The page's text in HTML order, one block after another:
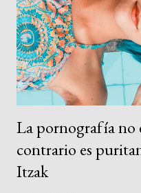
podemos esperar de quien
se caracteriza por su
de esta patología,
acción...
La pornografía no
contrario es
Itzak